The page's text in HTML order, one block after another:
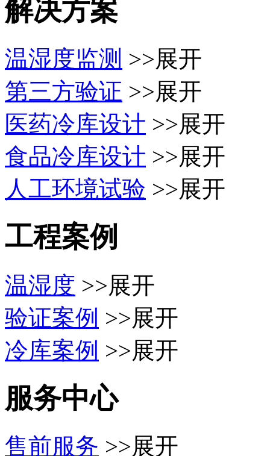
解决方案
温湿度监测 >>展开
第三方验证 >>展开
医药冷库设计 >>展开
食品冷库设计 >>展开
人工环境试验 >>展开
工程案例
温湿度 >>展开
验证案例 >>展开
冷库案例 >>展开
服务中心
售前服务 >>展开